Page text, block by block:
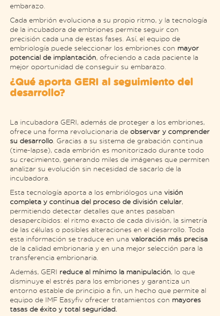
embarazo.
Cada embrión evoluciona a su propio ritmo, y la tecnología
de la incubadora de embriones permite seguir con
precisión cada una de estas fases. Así, el equipo de
embriología puede seleccionar los embriones con mayor
potencial de implantación, ofreciendo a cada paciente la
mejor oportunidad de conseguir su embarazo.
¿Qué aporta GERI al seguimiento del
desarrollo?
La incubadora GERI, además de proteger a los embriones,
ofrece una forma revolucionaria de observar y comprender
su desarrollo . Gracias a su sistema de grabación continua
(time-lapse), cada embrión es monitorizado durante todo
su crecimiento, generando miles de imágenes que permiten
analizar su evolución sin necesidad de sacarlo de la
incubadora.
Esta tecnología aporta a los embriólogos una visión
completa y continua del proceso de división celular,
permitiendo detectar detalles que antes pasaban
desapercibidos: el ritmo exacto de cada división, la simetría
de las células o posibles alteraciones en el desarrollo. Toda
esta información se traduce en una valoración más precisa
de la calidad embrionaria y en una mejor selección para la
transferencia embrionaria.
Además, GERI reduce al mínimo la manipulación, lo que
disminuye el estrés para los embriones y garantiza un
entorno estable de principio a fin, un hecho que permite al
equipo de IMF Easyfiv ofrecer tratamientos con mayores
tasas de éxito y total seguridad.